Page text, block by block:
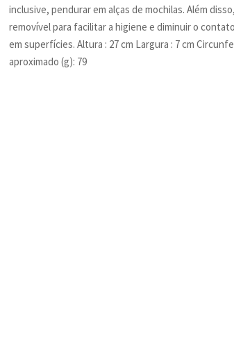
inclusive, pendurar em alças de mochilas. Além
removível para facilitar a higiene e diminuir o
em superfícies. Altura : 27 cm Largura : 7 cm
aproximado (g): 79